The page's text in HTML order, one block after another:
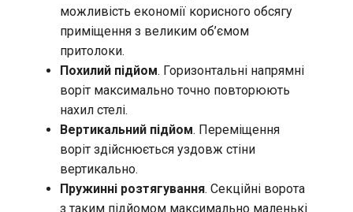
можливість економії корисного обсягу
приміщення з великим об’ємом
притолоки.
Похилий підйом. Горизонтальні напрямні
воріт максимально точно повторюють
нахил стелі.
Вертикальний підйом. Переміщення
воріт здійснюється уздовж стіни
вертикально.
Пружинні розтягування. Секційні ворота
з таким підйомом максимально маленькі